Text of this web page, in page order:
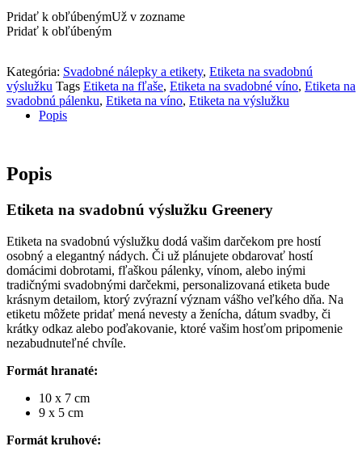
Pridať k obľúbenýmUž v zozname
Pridať k obľúbeným
Kategória: Svadobné nálepky a etikety, Etiketa na svadobnú
výslužku Tags Etiketa na fľaše, Etiketa na svadobné víno, Etiketa na
svadobnú pálenku, Etiketa na víno, Etiketa na výslužku
Popis
Popis
Etiketa na svadobnú výslužku Greenery
Etiketa na svadobnú výslužku dodá vašim darčekom pre hostí
osobný a elegantný nádych. Či už plánujete obdarovať hostí
domácimi dobrotami, fľaškou pálenky, vínom, alebo inými
tradičnými svadobnými darčekmi, personalizovaná etiketa bude
krásnym detailom, ktorý zvýrazní význam vášho veľkého dňa. Na
etiketu môžete pridať mená nevesty a ženícha, dátum svadby, či
krátky odkaz alebo poďakovanie, ktoré vašim hosťom pripomenie
nezabudnuteľné chvíle.
Formát hranaté:
10 x 7 cm
9 x 5 cm
Formát kruhové: